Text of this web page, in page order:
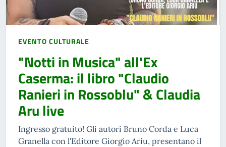
EVENTO CULTURALE
"Notti in Musica" all'Ex
Caserma: il libro "Claudio
Ranieri in Rossoblu" & Claudia
Aru live
Ingresso gratuito! Gli autori Bruno Corda e Luca
Granella con l'Editore Giorgio Ariu, presentano il